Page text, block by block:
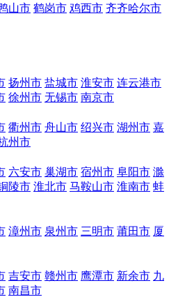
山市 鹤岗市 鸡西市 齐齐哈尔市
扬州市 盐城市 淮安市 连云港市
徐州市 无锡市 南京市
衢州市 舟山市 绍兴市 湖州市 嘉
州市
六安市 巢湖市 宿州市 阜阳市 滁
陵市 淮北市 马鞍山市 淮南市 蚌
漳州市 泉州市 三明市 莆田市 厦
吉安市 赣州市 鹰潭市 新余市 九
南昌市